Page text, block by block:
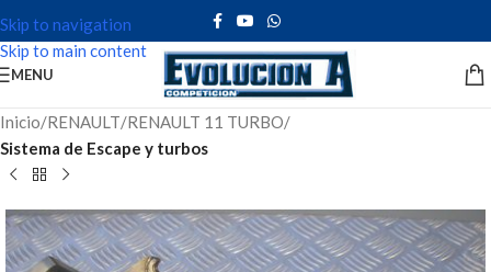
Skip to navigation
Skip to main content
MENU
Inicio RENAULT RENAULT 11 TURBO
Sistema de Escape y turbos